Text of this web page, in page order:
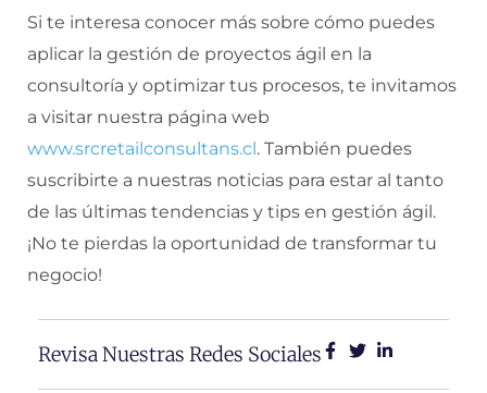
Si te interesa conocer más sobre cómo puedes
aplicar la gestión de proyectos ágil en la
consultoría y optimizar tus procesos, te invitamos
a visitar nuestra página web
www.srcretailconsultans.cl. También puedes
suscribirte a nuestras noticias para estar al tanto
de las últimas tendencias y tips en gestión ágil.
¡No te pierdas la oportunidad de transformar tu
negocio!
Revisa Nuestras Redes Sociales